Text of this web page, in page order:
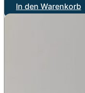
In den Warenkorb